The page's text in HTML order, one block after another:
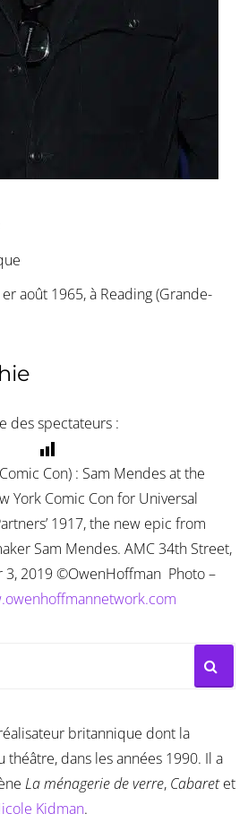
août 1965, à Reading (Grande-
des spectateurs :
Con) : Sam Mendes at the
York Comic Con for Universal
1917, the new epic from
Sam Mendes. AMC 34th Street,
3, 2019 ©OwenHoffman Photo –
britannique dont la
dans les années 1990. Il a
La ménagerie de verre, Cabaretet
Kidman.